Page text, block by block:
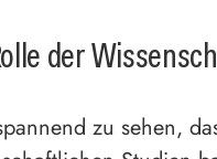
der
zu sehen,